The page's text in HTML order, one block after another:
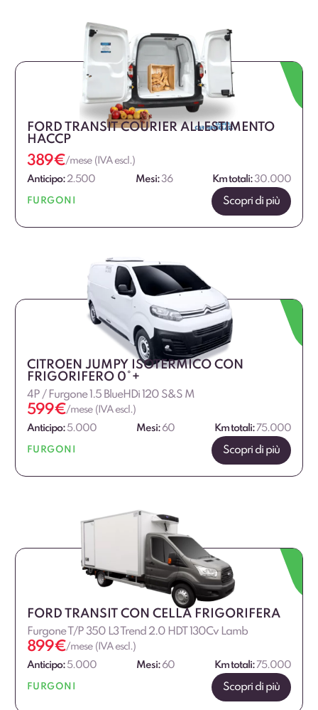
FORD TRANSIT COURIER ALLESTIMENTO
HACCP
389€/mese (IVA escl.)
Anticipo:2.500 Mesi:36 Km totali:30.000
FURGONI Scopri di più
CITROEN JUMPY ISOTERMICO CON
FRIGORIFERO 0°+
4P / Furgone 1.5 BlueHDi 120 S&S M
599€/mese (IVA escl.)
Anticipo:5.000 Mesi: 60 Km totali: 75.000
FURGONI Scopri di più
FORD TRANSIT CON CELLA FRIGORIFERA
Furgone T/P 350 L3 Trend 2.0 HDT 130Cv Lamb
899€/mese (IVA escl.)
Anticipo:5.000 Mesi: 60 Km totali: 75.000
FURGONI Scopri di più